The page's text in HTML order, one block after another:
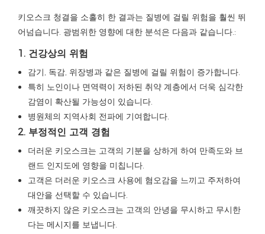
키오스크 청결을 소홀히 한 결과는 질병에 걸릴 위험을 훨씬 뛰
어넘습니다. 광범위한 영향에 대한 분석은 다음과 같습니다.:
1. 건강상의 위험
감기, 독감, 위장병과 같은 질병에 걸릴 위험이 증가합니다.
특히 노인이나 면역력이 저하된 취약 계층에서 더욱 심각한
감염이 확산될 가능성이 있습니다.
병원체의 지역사회 전파에 기여합니다.
2. 부정적인 고객 경험
더러운 키오스크는 고객의 기분을 상하게 하여 만족도와 브
랜드 인지도에 영향을 미칩니다.
고객은 더러운 키오스크 사용에 혐오감을 느끼고 주저하여
대안을 선택할 수 있습니다.
깨끗하지 않은 키오스크는 고객의 안녕을 무시하고 무시한
다는 메시지를 보냅니다.